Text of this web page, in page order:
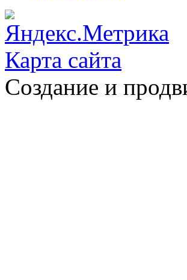
Карта сайта
Создание и